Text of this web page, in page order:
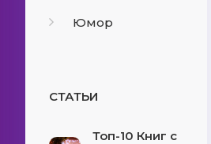
Юмор
СТАТЬИ
Топ-10 Книг с